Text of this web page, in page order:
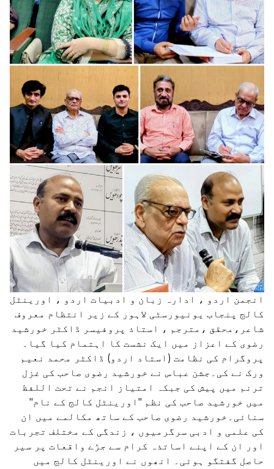
انجمن اردو ، ادارہ زبان و ادبیات اردو ، اورینٹل
کالج پنجاب یونیورسٹی لاہور کے زیر انتظام معروف
شاعر،محقق ،مترجم ، استاذ پروفیسر ڈاکٹر خورشید
رضوی کے اعزاز میں ایک نشست کا اہتمام کیا گیا۔
پروگرام کی نظامت (استاد اردو) ڈاکٹر محمد نعیم
ورک نے کی۔جشن عباس نے خورشید رضوی صاحب کی غزل
ترنم میں پیش کی جبکہ امتیاز انجم نے تحت اللفظ
میں خورشید صاحب کی نظم "اورینٹل کالج کے نام"
سنائی۔خورشید رضوی صاحب کے ساتھ مکالمے میں ان
کی علمی و ادبی سرگرمیوں ، زندگی کے مختلف تجربات
اور ان کے اپنے اساتذہ کرام سے جڑے واقعات پر سیر
حاصل گفتگو ہوئی۔ انھوں نے اورینٹل کالج میں